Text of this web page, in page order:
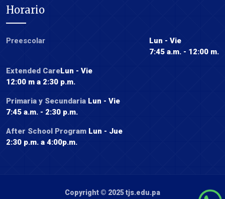
Horario
Preescolar
Lun - Vie
7:45 a.m. - 12:00 m.
Extended CareLun - Vie
12:00 m a 2:30 p.m.
Primaria y Secundaria Lun - Vie
7:45 a.m. - 2:30 p.m.
After School Program Lun - Jue
2:30 p.m. a 4:00p.m.
Copyright © 2025tjs.edu.pa